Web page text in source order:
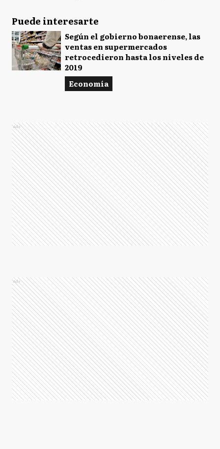
Puede interesarte
Según el gobierno bonaerense, las
ventas en supermercados
retrocedieron hasta los niveles de
2019
Economía
Ads
Ads